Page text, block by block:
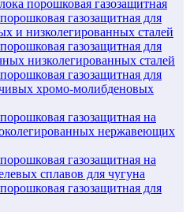
порошковая газозащитная
газозащитная для
и низколегированных сталей
газозащитная для
низколегированных сталей
газозащитная для
хромо-молибденовых
газозащитная на
нержавеющих
газозащитная на
сплавов для чугуна
газозащитная для